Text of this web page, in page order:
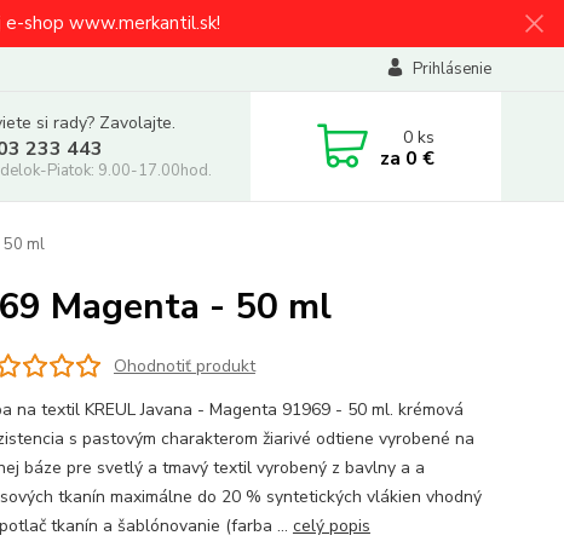
e-shop www.merkantil.sk!
Prihlásenie
si rady? Zavolajte.
233 443
Piatok: 9.00-17.00hod.
0ks
za 0 €
50 ml
Magenta - 50 ml
Ohodnotiť produkt
na textil KREUL Javana - Magenta 91969 - 50 ml. krémová
s pastovým charakterom žiarivé odtiene vyrobené na
báze pre svetlý a tmavý textil vyrobený z bavlny a a
tkanín maximálne do 20 % syntetických vlákien vhodný
tkanín a šablónovanie (farba ... celý popis